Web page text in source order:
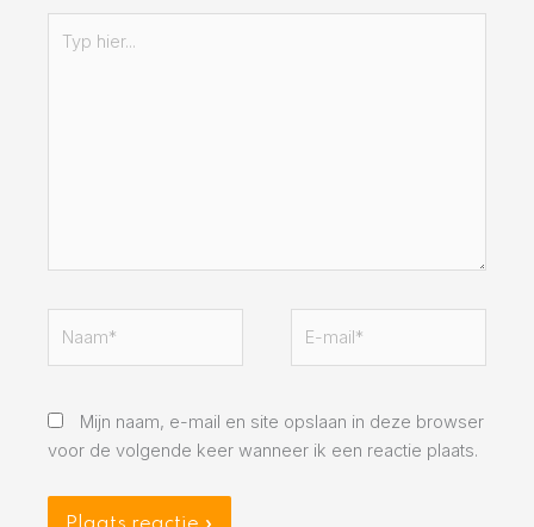
hier...
mail*
Mijn naam, e-mail en site opslaan in deze browser
voor de volgende keer wanneer ik een reactie plaats.